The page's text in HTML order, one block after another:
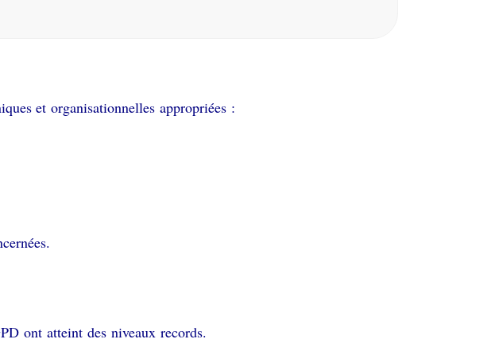
et organisationnelles appropriées :
ont atteint des niveaux records.